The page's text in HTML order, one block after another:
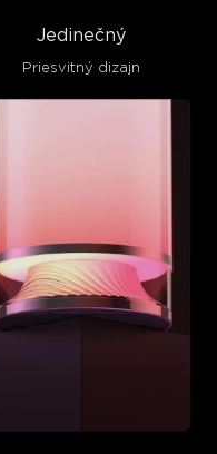
Jedinečný
Priesvitný dizajn